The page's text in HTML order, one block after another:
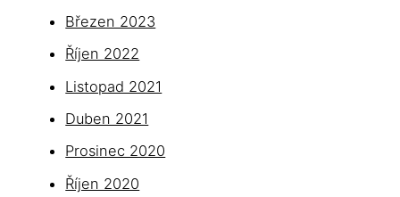
Březen 2023
Říjen 2022
Listopad 2021
Duben 2021
Prosinec 2020
Říjen 2020